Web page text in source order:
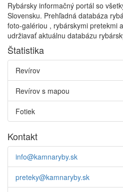
Rybársky informačný portál so
Slovensku. Prehľadná databáza
foto-galériou , rybárskymi pretekmi
udržiavať aktuálnu databázu
Štatistika
Revírov
Revírov s mapou
Fotiek
Kontakt
info@kamnaryby.sk
preteky@kamnaryby.sk